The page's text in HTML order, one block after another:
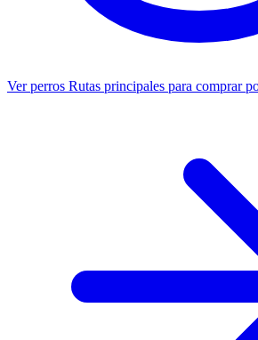
Ver perros Rutas principales para comprar